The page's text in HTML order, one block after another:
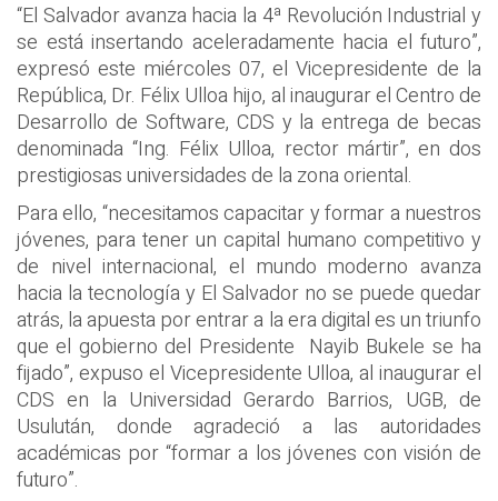
“El Salvador avanza hacia la 4ª Revolución Industrial y
se está insertando aceleradamente hacia el futuro”,
expresó este miércoles 07, el Vicepresidente de la
República, Dr. Félix Ulloa hijo, al inaugurar el Centro de
Desarrollo de Software, CDS y la entrega de becas
denominada “Ing. Félix Ulloa, rector mártir”, en dos
prestigiosas universidades de la zona oriental.
Para ello, “necesitamos capacitar y formar a nuestros
jóvenes, para tener un capital humano competitivo y
de nivel internacional, el mundo moderno avanza
hacia la tecnología y El Salvador no se puede quedar
atrás, la apuesta por entrar a la era digital es un triunfo
que el gobierno del Presidente Nayib Bukele se ha
fijado”, expuso el Vicepresidente Ulloa, al inaugurar el
CDS en la Universidad Gerardo Barrios, UGB, de
Usulután, donde agradeció a las autoridades
académicas por “formar a los jóvenes con visión de
futuro”.